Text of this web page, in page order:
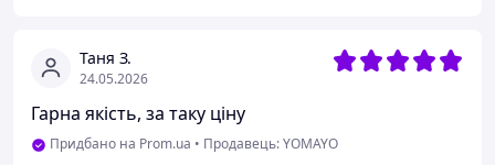
Таня З.
24.05.2026
Гарна якість, за таку ціну
Придбано на Prom.ua • Продавець: YOMAYO